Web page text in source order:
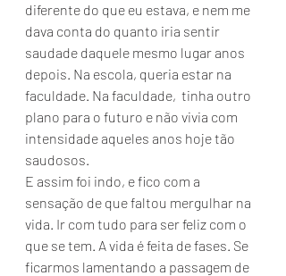
diferente do que eu estava, e nem me
dava conta do quanto iria sentir
saudade daquele mesmo lugar anos
depois. Na escola, queria estar na
faculdade. Na faculdade,  tinha outro
plano para o futuro e não vivia com
intensidade aqueles anos hoje tão
saudosos.
E assim foi indo, e fico com a
sensação de que faltou mergulhar na
vida. Ir com tudo para ser feliz com o
que se tem. A vida é feita de fases. Se
ficarmos lamentando a passagem de